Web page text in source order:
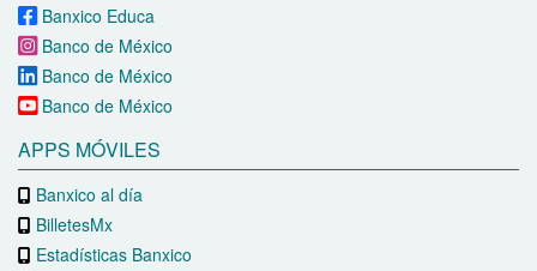
Banxico Educa
Banco de México
Banco de México
Banco de México
APPS MÓVILES
Banxico al día
BilletesMx
Estadísticas Banxico